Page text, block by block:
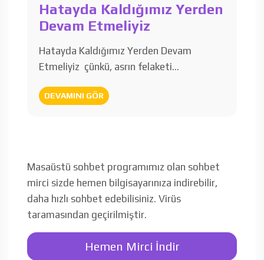
Hatayda Kaldığımız Yerden
Devam Etmeliyiz
Hatayda Kaldığımız Yerden Devam
Etmeliyiz çünkü, asrın felaketi…
DEVAMINI GÖR
Masaüstü sohbet programımız olan sohbet
mirci sizde hemen bilgisayarınıza indirebilir,
daha hızlı sohbet edebilisiniz. Virüs
taramasından geçirilmiştir.
Hemen Mirci İndir